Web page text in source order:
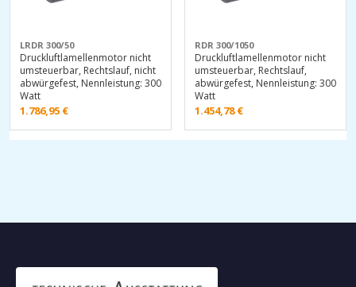
LRDR 300/50
Druckluftlamellenmotor nicht
umsteuerbar, Rechtslauf, nicht
abwürgefest, Nennleistung: 300
Watt
1.786,95 €
RDR 300/1050
Druckluftlamellenmotor nicht
umsteuerbar, Rechtslauf,
abwürgefest, Nennleistung: 300
Watt
1.454,78€